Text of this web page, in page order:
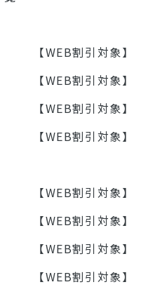
【WEB割引対象】
【WEB割引対象】
【WEB割引対象】
【WEB割引対象】
【WEB割引対象】
【WEB割引対象】
【WEB割引対象】
【WEB割引対象】